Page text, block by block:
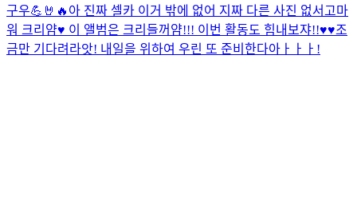
구우💪🤘🔥 아 진짜 셀카 이거 밖에 없어 지짜 다른 사진 없서 고마
워 크리얌♥️ 이 앨범은 크리들꺼얌!!! 이번 활동도 힘내보쟈!!♥️♥️조
금만 기다려라앗! 내일을 위하여 우린 또 준비한다아ㅏㅏㅏ!